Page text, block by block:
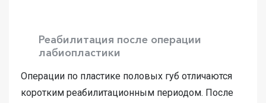
Реабилитация после операции
лабиопластики
Операции по пластике половых губ отличаются
коротким реабилитационным периодом. После